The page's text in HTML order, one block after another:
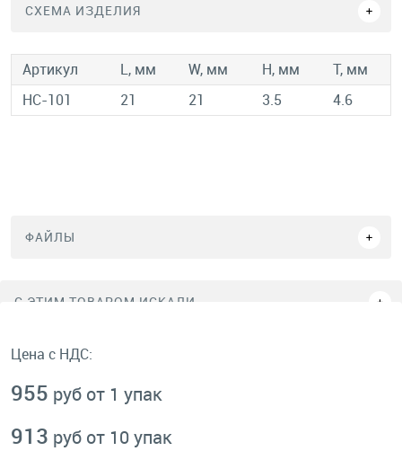
СХЕМА ИЗДЕЛИЯ
Артикул L, мм W, мм H, мм
T, мм
HC-101
21 21 3.5 4.6
ФАЙЛЫ
C ЭТИМ ТОВАРОМ ИСКАЛИ
Цена с НДС:
955 руб от 1 упак
913 руб от 10 упак